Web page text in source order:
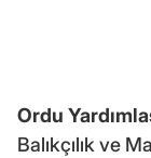
Ordu
Balıkçılık ve